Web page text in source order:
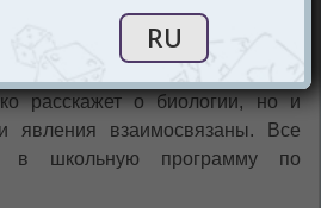
как гормоны, атавизмы,
и теплокровные, оживают на
забавными иллюстрациями. Это
расскажет о биологии, но и
явления взаимосвязаны. Все
в школьную программу по